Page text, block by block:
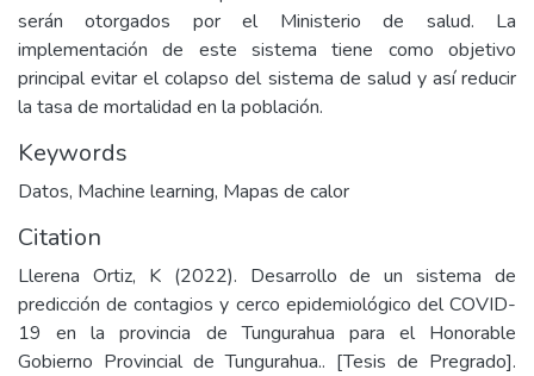
serán otorgados por el Ministerio de salud. La
implementación de este sistema tiene como objetivo
principal evitar el colapso del sistema de salud y así reducir
la tasa de mortalidad en la población.
Keywords
Datos, Machine learning, Mapas de calor
Citation
Llerena Ortiz, K (2022). Desarrollo de un sistema de
predicción de contagios y cerco epidemiológico del COVID-
19 en la provincia de Tungurahua para el Honorable
Gobierno Provincial de Tungurahua.. [Tesis de Pregrado].